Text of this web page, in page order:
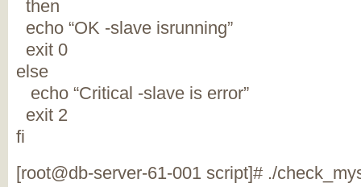
then
echo “OK -slave isrunning”
exit 0
else
echo “Critical -slave is error”
exit 2
fi
[root@db-server-61-001 script]# ./